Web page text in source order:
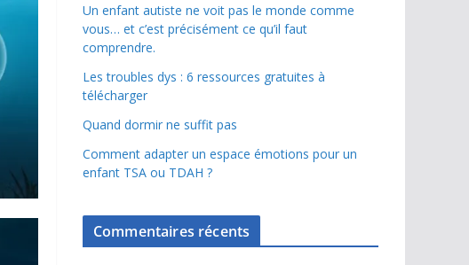
Un enfant autiste ne voit pas le monde comme
vous… et c’est précisément ce qu’il faut
comprendre.
Les troubles dys : 6 ressources gratuites à
télécharger
Quand dormir ne suffit pas
Comment adapter un espace émotions pour un
enfant TSA ou TDAH ?
Commentaires récents